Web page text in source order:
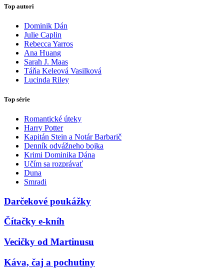
Top autori
Dominik Dán
Julie Caplin
Rebecca Yarros
Ana Huang
Sarah J. Maas
Táňa Keleová Vasilková
Lucinda Riley
Top série
Romantické úteky
Harry Potter
Kapitán Stein a Notár Barbarič
Denník odvážneho bojka
Krimi Dominika Dána
Učím sa rozprávať
Duna
Smradi
Darčekové poukážky
Čítačky e-kníh
Vecičky od Martinusu
Káva, čaj a pochutiny